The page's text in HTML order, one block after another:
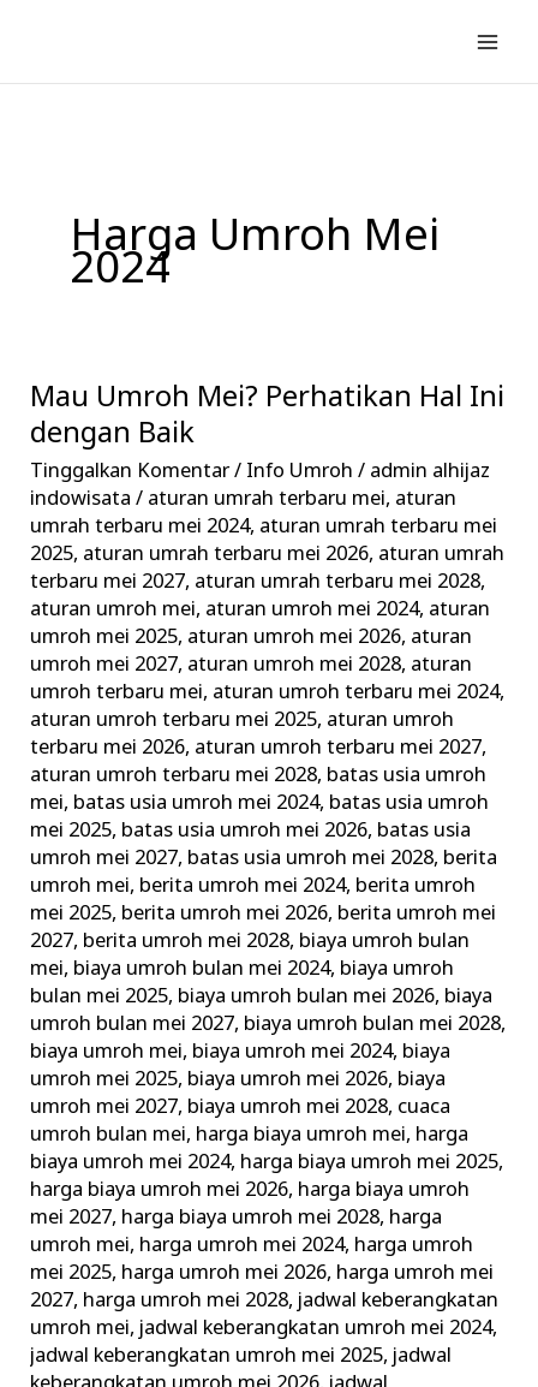
konten
Harga Umroh Mei
2024
Mau Umroh Mei? Perhatikan Hal Ini
dengan Baik
Tinggalkan Komentar/ Info Umroh / admin alhijaz
indowisata/ aturan umrah terbaru mei, aturan
umrah terbaru mei 2024, aturan umrah terbaru mei
2025, aturan umrah terbaru mei 2026, aturan umrah
terbaru mei 2027, aturan umrah terbaru mei 2028,
aturan umroh mei, aturan umroh mei 2024, aturan
umroh mei 2025, aturan umroh mei 2026, aturan
umroh mei 2027, aturan umroh mei 2028, aturan
umroh terbaru mei, aturan umroh terbaru mei 2024,
aturan umroh terbaru mei 2025, aturan umroh
terbaru mei 2026, aturan umroh terbaru mei 2027,
aturan umroh terbaru mei 2028, batas usia umroh
mei, batas usia umroh mei 2024, batas usia umroh
mei 2025, batas usia umroh mei 2026, batas usia
umroh mei 2027, batas usia umroh mei 2028, berita
umroh mei, berita umroh mei 2024, berita umroh
mei 2025, berita umroh mei 2026, berita umroh mei
2027, berita umroh mei 2028, biaya umroh bulan
mei, biaya umroh bulan mei 2024, biaya umroh
bulan mei 2025, biaya umroh bulan mei 2026, biaya
umroh bulan mei 2027, biaya umroh bulan mei 2028,
biaya umroh mei, biaya umroh mei 2024, biaya
umroh mei 2025, biaya umroh mei 2026, biaya
umroh mei 2027, biaya umroh mei 2028, cuaca
umroh bulan mei, harga biaya umroh mei, harga
biaya umroh mei 2024, harga biaya umroh mei 2025,
harga biaya umroh mei 2026, harga biaya umroh
mei 2027, harga biaya umroh mei 2028, harga
umroh mei, harga umroh mei 2024, harga umroh
mei 2025, harga umroh mei 2026, harga umroh mei
2027, harga umroh mei 2028, jadwal keberangkatan
umroh mei, jadwal keberangkatan umroh mei 2024,
jadwal keberangkatan umroh mei 2025, jadwal
Mau
Umroh
Mei?
Perhatikan
Hal
Ini
dengan
Baik